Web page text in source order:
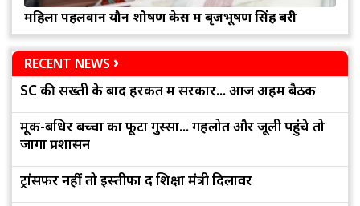
महिला पहलवान यौन शोषण केस में बृजभूषण सिंह बरी
RECENT NEWS
SC की सख्ती के बाद हरकत में सरकार... आज अहम बैठक
मूक-बधिर बच्चों का फूटा गुस्सा... गहलोत और जूली पहुंचे तो
जागा प्रशासन
ट्रांसफर नहीं तो इस्तीफा दें शिक्षा मंत्री दिलावर